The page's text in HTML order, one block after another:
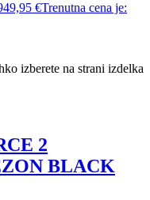
€Trenutna cena je:
izberete na strani izdelka
2
BLACK